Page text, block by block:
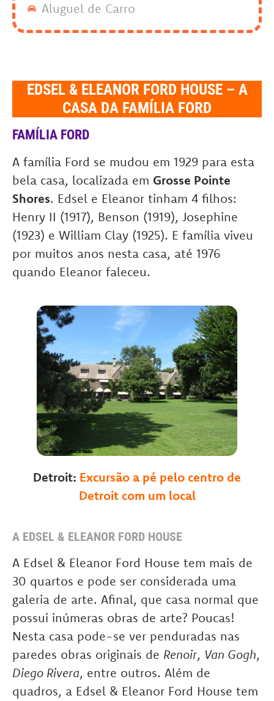
Aluguel de Carro
EDSEL & ELEANOR FORD HOUSE – A
CASA DA FAMÍLIA FORD
FAMÍLIA FORD
A família Ford se mudou em 1929 para esta
bela casa, localizada em Grosse Pointe
Shores. Edsel e Eleanor tinham 4 filhos:
Henry II (1917), Benson (1919), Josephine
(1923) e William Clay (1925). E família viveu
por muitos anos nesta casa, até 1976
quando Eleanor faleceu.
Detroit: Excursão a pé pelo centro de
Detroit com um local
A EDSEL & ELEANOR FORD HOUSE
A Edsel & Eleanor Ford House tem mais de
30 quartos e pode ser considerada uma
galeria de arte. Afinal, que casa normal que
possui inúmeras obras de arte? Poucas!
Nesta casa pode-se ver penduradas nas
paredes obras originais de Renoir, Van Gogh,
Diego Rivera, entre outros. Além de
quadros, a Edsel & Eleanor Ford House tem